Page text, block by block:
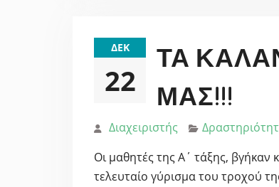
ΔΕΚ
22
ΤΑ
ΜΑΣ!!!
Διαχειριστής
Οι μαθητές της Α΄ τάξης, βγήκαν
τελευταίο γύρισμα του τροχού